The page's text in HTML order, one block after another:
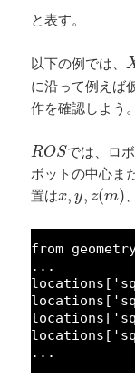
と表す。
以下の例では、
に沿って例えば
作を確認しよう
ROS
ROS では、ロ
ボットの中心ま
置はx, y, z(m)
x y, (m)
from
...
locations[
locations[
locations[
locations[
...